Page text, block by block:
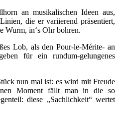
an musikalischen Ideen aus,
die er variierend präsentiert,
Wurm, in‘s Ohr bohren.
Lob, als den Pour-le-Mérite- an
für ein rundum-gelungenes
nun mal ist: es wird mit Freude
Moment fällt man in die so
diese „Sachlichkeit“ wertet